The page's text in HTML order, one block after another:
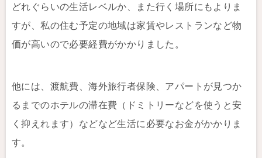
どれぐらいの生活レベルか、また行く場所にもよりま
すが、私の住む予定の地域は家賃やレストランなど物
価が高いので必要経費がかかりました。
他には、渡航費、海外旅行者保険、アパートが見つか
るまでのホテルの滞在費（ドミトリーなどを使うと安
く抑えれます）などなど生活に必要なお金がかかりま
す。